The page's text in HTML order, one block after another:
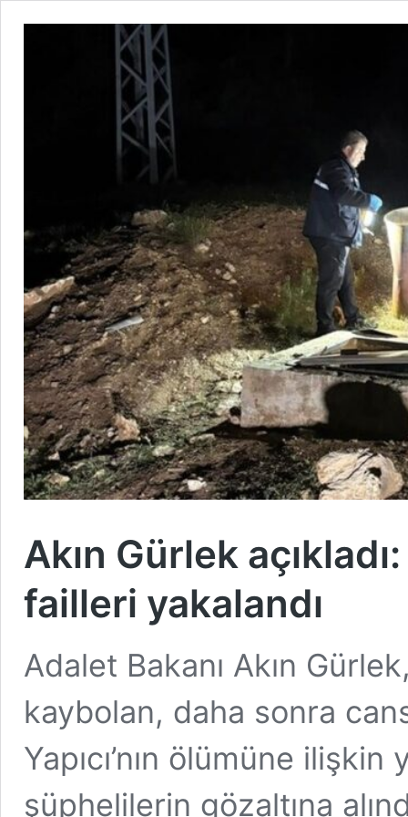
Akın Gürlek
failleri yakalandı
Adalet Bakanı Akın
kaybolan, daha sonra
Yapıcı’nın ölümüne
şüphelilerin gözaltına